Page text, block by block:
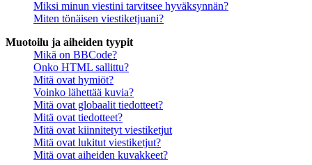
Miksi minun viestini tarvitsee hyväksynnän?
Miten tönäisen viestiketjuani?
Muotoilu ja aiheiden tyypit
Mikä on BBCode?
Onko HTML sallittu?
Mitä ovat hymiöt?
Voinko lähettää kuvia?
Mitä ovat globaalit tiedotteet?
Mitä ovat tiedotteet?
Mitä ovat kiinnitetyt viestiketjut
Mitä ovat lukitut viestiketjut?
Mitä ovat aiheiden kuvakkeet?